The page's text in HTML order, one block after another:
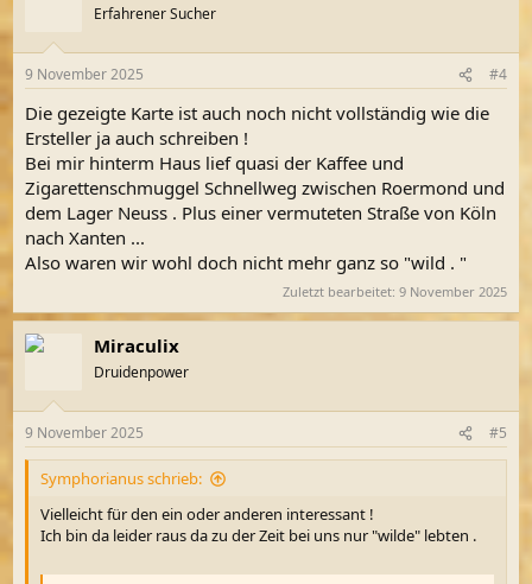
e
:
Erfahrener Sucher
9 November 2025 #4
Die gezeigte Karte ist auch noch nicht vollständig wie die
Ersteller ja auch schreiben !
Bei mir hinterm Haus lief quasi der Kaffee und
Zigarettenschmuggel Schnellweg zwischen Roermond und
dem Lager Neuss . Plus einer vermuteten Straße von Köln
nach Xanten ...
Also waren wir wohl doch nicht mehr ganz so "wild . "
Zuletzt bearbeitet: 9 November 2025
Miraculix
Druidenpower
9 November 2025 #5
Symphorianus schrieb:
Vielleicht für den ein oder anderen interessant !
Ich bin da leider raus da zu der Zeit bei uns nur "wilde" lebten .